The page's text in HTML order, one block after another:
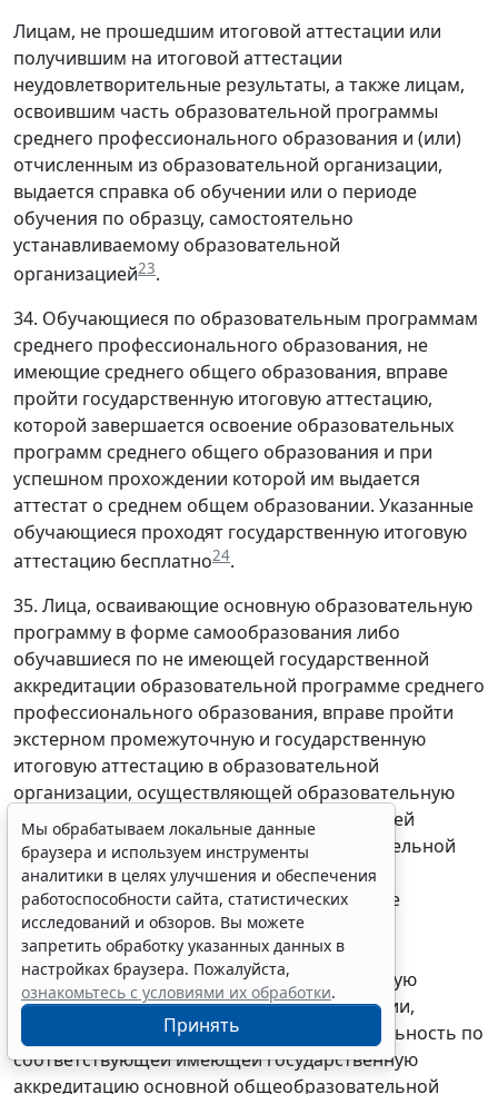
Лицам, не прошедшим итоговой аттестации или
получившим на итоговой аттестации
неудовлетворительные результаты, а также лицам,
освоившим часть образовательной программы
среднего профессионального образования и (или)
отчисленным из образовательной организации,
выдается справка об обучении или о периоде
обучения по образцу, самостоятельно
устанавливаемому образовательной
организацией23.
34. Обучающиеся по образовательным программам
среднего профессионального образования, не
имеющие среднего общего образования, вправе
пройти государственную итоговую аттестацию,
которой завершается освоение образовательных
программ среднего общего образования и при
успешном прохождении которой им выдается
аттестат о среднем общем образовании. Указанные
обучающиеся проходят государственную итоговую
аттестацию бесплатно24.
35. Лица, осваивающие основную образовательную
программу в форме самообразования либо
обучавшиеся по не имеющей государственной
аккредитации образовательной программе среднего
профессионального образования, вправе пройти
экстерном промежуточную и государственную
итоговую аттестацию в образовательной
организации, осуществляющей образовательную
деятельность по соответствующей имеющей
государственную аккредитацию образовательной
программе среднего профессионального
образования. Указанные лица, не имеющие
основного общего или среднего общего
образования, вправе пройти экстерном
промежуточную и государственную итоговую
аттестацию в образовательной организации,
осуществляющей образовательную деятельность по
соответствующей имеющей государственную
аккредитацию основной общеобразовательной
Мы обрабатываем локальные данные
браузера и используем инструменты
аналитики в целях улучшения и обеспечения
работоспособности сайта, статистических
исследований и обзоров. Вы можете
запретить обработку указанных данных в
настройках браузера. Пожалуйста,
ознакомьтесь с условиями их обработки.
Принять